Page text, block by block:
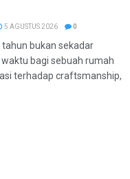
5 AGUSTUS 2026 0
tahun bukan sekadar
bagi sebuah rumah
terhadap craftsmanship,